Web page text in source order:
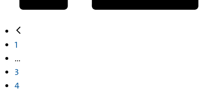
1
...
3
4